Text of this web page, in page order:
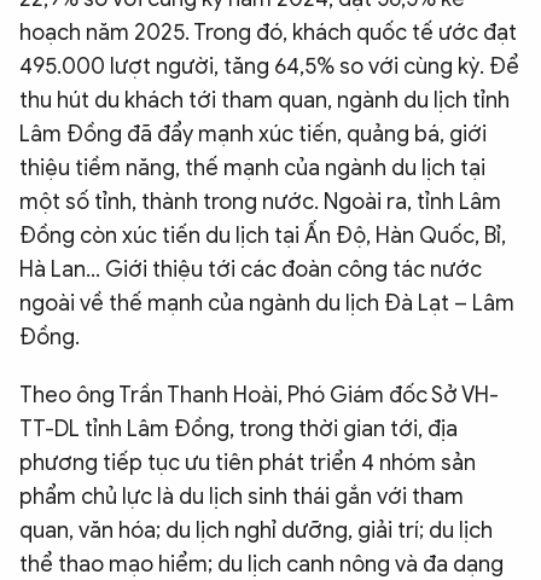
hoạch năm 2025. Trong đó, khách quốc tế ước đạt
495.000 lượt người, tăng 64,5% so với cùng kỳ. Để
thu hút du khách tới tham quan, ngành du lịch tỉnh
Lâm Đồng đã đẩy mạnh xúc tiến, quảng bá, giới
thiệu tiềm năng, thế mạnh của ngành du lịch tại
một số tỉnh, thành trong nước. Ngoài ra, tỉnh Lâm
Đồng còn xúc tiến du lịch tại Ấn Độ, Hàn Quốc, Bỉ,
Hà Lan… Giới thiệu tới các đoàn công tác nước
ngoài về thế mạnh của ngành du lịch Đà Lạt – Lâm
Đồng.
Theo ông Trần Thanh Hoài, Phó Giám đốc Sở VH-
TT-DL tỉnh Lâm Đồng, trong thời gian tới, địa
phương tiếp tục ưu tiên phát triển 4 nhóm sản
phẩm chủ lực là du lịch sinh thái gắn với tham
quan, văn hóa; du lịch nghỉ dưỡng, giải trí; du lịch
thể thao mạo hiểm; du lịch canh nông và đa dạng